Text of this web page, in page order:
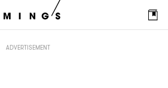
ADVERTISEMENT
談論的 ！| 斷貨王Farmacy 究竟擁有什麼迷人的秘密？